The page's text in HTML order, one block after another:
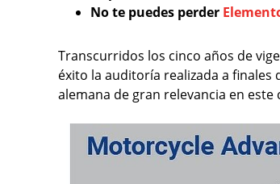
No te puedes perder
Transcurridos los cinco años de
éxito la auditoría realizada a
alemana de gran relevancia en este